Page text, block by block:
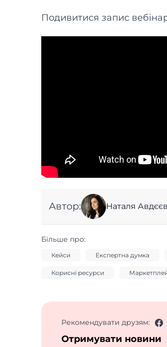
Подивитися запис
Автор: Наталя
Більше про:
Кейси Експертна думка
Корисні ресурси
Рекомендувати друзям:
Отримувати новини